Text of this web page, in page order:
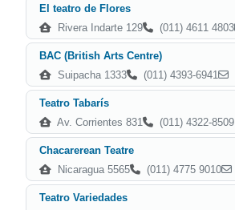
El teatro de Flores
Rivera Indarte 129
(011) 4611 4803
BAC (British Arts Centre)
Suipacha 1333
(011) 4393-6941
Teatro Tabarís
Av. Corrientes 831
(011) 4322-8509
Chacarerean Teatre
Nicaragua 5565
(011) 4775 9010
Teatro Variedades